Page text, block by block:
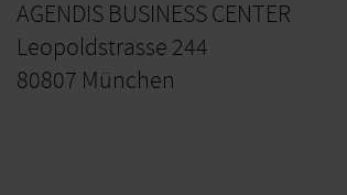
AGENDIS BUSINESS CENTER
Leopoldstrasse 244
80807 München